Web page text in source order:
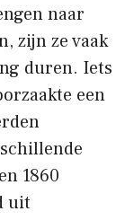
naar
zijn ze vaak
duren. Iets
een
1860
uit